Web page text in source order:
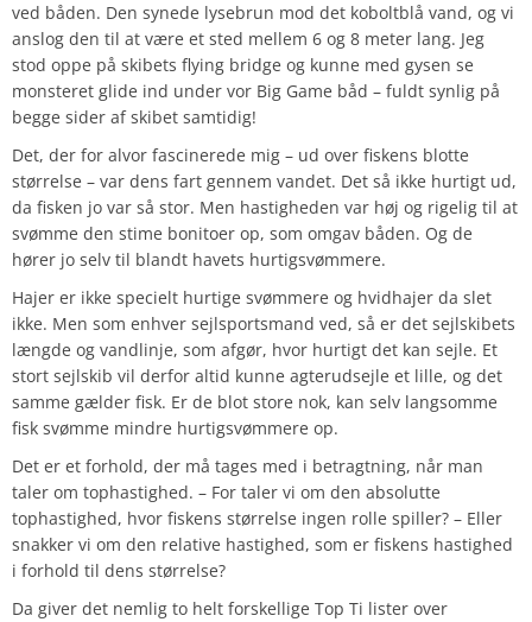
ved båden. Den synede lysebrun mod det koboltblå vand, og vi
anslog den til at være et sted mellem 6 og 8 meter lang. Jeg
stod oppe på skibets flying bridge og kunne med gysen se
monsteret glide ind under vor Big Game båd – fuldt synlig på
begge sider af skibet samtidig!
Det, der for alvor fascinerede mig – ud over fiskens blotte
størrelse – var dens fart gennem vandet. Det så ikke hurtigt ud,
da fisken jo var så stor. Men hastigheden var høj og rigelig til at
svømme den stime bonitoer op, som omgav båden. Og de
hører jo selv til blandt havets hurtigsvømmere.
Hajer er ikke specielt hurtige svømmere og hvidhajer da slet
ikke. Men som enhver sejlsportsmand ved, så er det sejlskibets
længde og vandlinje, som afgør, hvor hurtigt det kan sejle. Et
stort sejlskib vil derfor altid kunne agterudsejle et lille, og det
samme gælder fisk. Er de blot store nok, kan selv langsomme
fisk svømme mindre hurtigsvømmere op.
Det er et forhold, der må tages med i betragtning, når man
taler om tophastighed. – For taler vi om den absolutte
tophastighed, hvor fiskens størrelse ingen rolle spiller? – Eller
snakker vi om den relative hastighed, som er fiskens hastighed
i forhold til dens størrelse?
Da giver det nemlig to helt forskellige Top Ti lister over